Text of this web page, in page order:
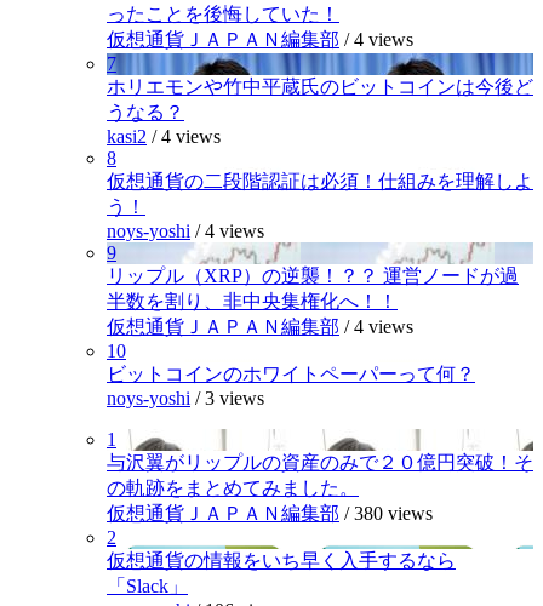
ったことを後悔していた！
仮想通貨ＪＡＰＡＮ編集部 /4 views
7
ホリエモンや竹中平蔵氏のビットコインは今後ど
うなる？
kasi2 /4 views
8
仮想通貨の二段階認証は必須！仕組みを理解しよ
う！
noys-yoshi /4 views
9
リップル（XRP）の逆襲！？？ 運営ノードが過
半数を割り、非中央集権化へ！！
仮想通貨ＪＡＰＡＮ編集部 /4 views
10
ビットコインのホワイトペーパーって何？
noys-yoshi /3 views
1
与沢翼がリップルの資産のみで２０億円突破！そ
の軌跡をまとめてみました。
仮想通貨ＪＡＰＡＮ編集部 /380 views
2
仮想通貨の情報をいち早く入手するなら
「Slack」